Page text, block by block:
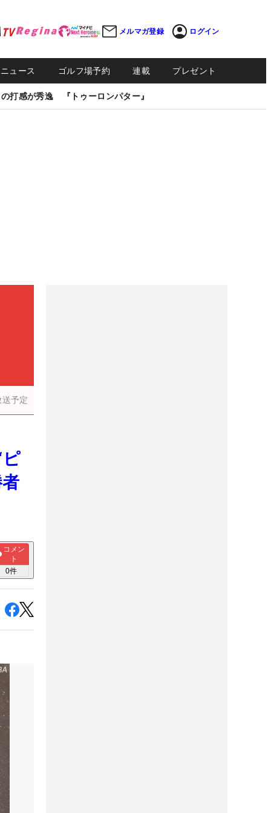
メルマガ登録 ログイン
ュース ゴルフ場予約 連載 プレゼント
打感が秀逸 『トゥーロンパター』
予定
コメン
ト
0件